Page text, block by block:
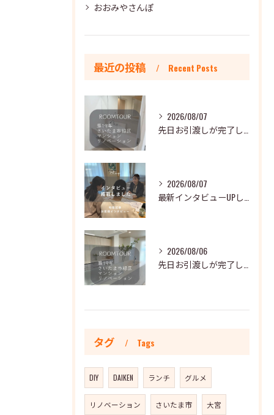
おおみやさんぽ
最近の投稿 Recent Posts
2026/08/07
2026/08/07
2026/08/06
タグ Tags
DIY DAIKEN ランチ グルメ
リノベーション さいたま市 大宮